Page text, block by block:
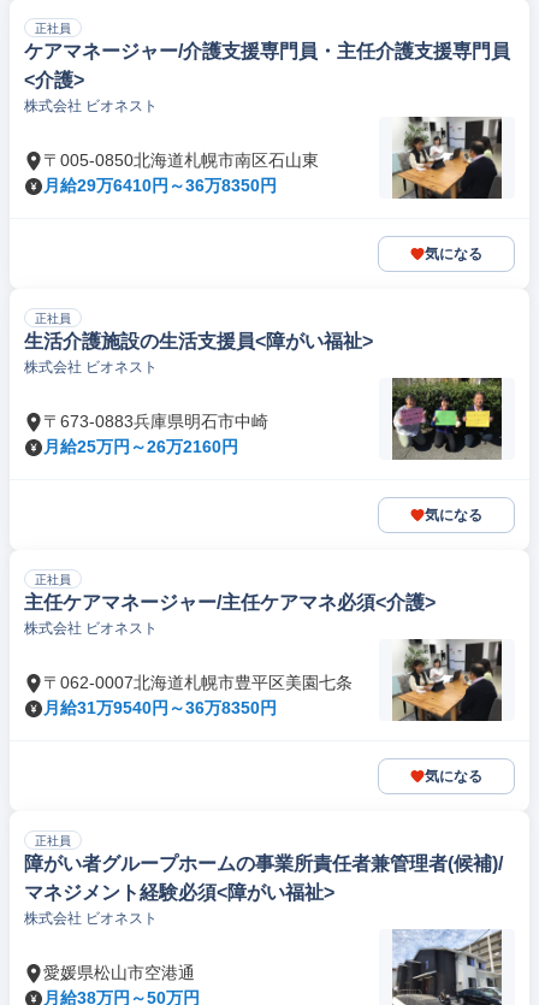
正社員
ケアマネージャー/介護支援専門員・主任介護支援専門員
<介護>
株式会社 ビオネスト
〒005-0850北海道札幌市南区石山東
月給29万6410円～36万8350円
気になる
正社員
生活介護施設の生活支援員<障がい福祉>
株式会社 ビオネスト
〒673-0883兵庫県明石市中崎
月給25万円～26万2160円
気になる
正社員
主任ケアマネージャー/主任ケアマネ必須<介護>
株式会社 ビオネスト
〒062-0007北海道札幌市豊平区美園七条
月給31万9540円～36万8350円
気になる
正社員
障がい者グループホームの事業所責任者兼管理者(候補)/
マネジメント経験必須<障がい福祉>
株式会社 ビオネスト
愛媛県松山市空港通
月給38万円～50万円